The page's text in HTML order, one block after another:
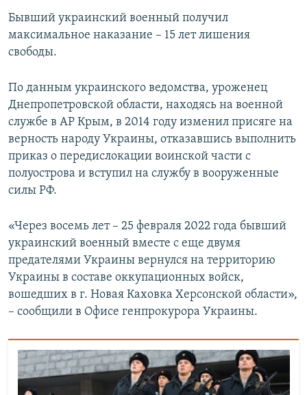
Бывший украинский военный получил
максимальное наказание – 15 лет лишения
свободы.
По данным украинского ведомства, уроженец
Днепропетровской области, находясь на военной
службе в АР Крым, в 2014 году изменил присяге на
верность народу Украины, отказавшись выполнить
приказ о передислокации воинской части с
полуострова и вступил на службу в вооруженные
силы РФ.
«Через восемь лет – 25 февраля 2022 года бывший
украинский военный вместе с еще двумя
предателями Украины вернулся на территорию
Украины в составе оккупационных войск,
вошедших в г. Новая Каховка Херсонской области»,
– сообщили в Офисе генпрокурора Украины.